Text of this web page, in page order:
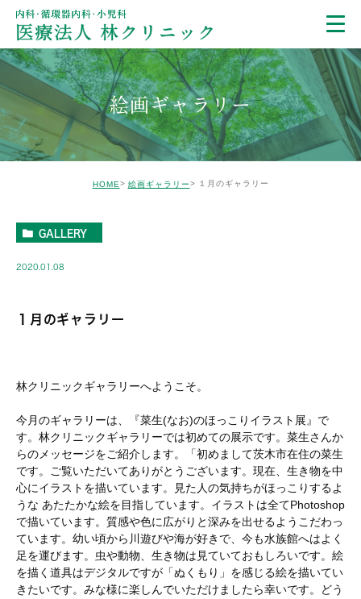
絵画ギャラリー
HOME 絵画ギャラリー １月のギャラリー
GALLERY
2020.01.08
１月のギャラリー
林クリニックギャラリーへようこそ。
今月のギャラリーは、『菜生(なお)のほっこりイラスト展』で
す。林クリニックギャラリーでは初めての展示です。菜生さんか
らのメッセージをご紹介します。「初めまして茨木市在住の菜生
です。ご覧いただいてありがとうございます。現在、生き物を中
心にイラストを描いています。見た人の気持ちがほっこりするよ
うな あたたかな絵を目指しています。イラストは全てPhotoshop
で描いています。質感や色に広がりと深みを出せるようこだわっ
ています。幼い頃から川遊びや海が好きで、今も水族館へはよく
足を運びます。虫や動物、生き物は見ていておもしろいです。絵
を描く道具はデジタルですが「ぬくもり」を感じる絵を描いてい
きたいです。みな様に楽しんでいただけましたら幸いです。どう